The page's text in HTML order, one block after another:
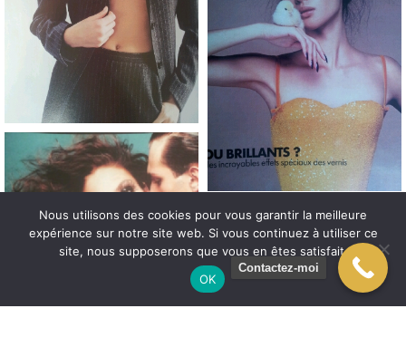
Contactez-moi
Nous utilisons des cookies pour vous garantir la meilleure
expérience sur notre site web. Si vous continuez à utiliser ce
site, nous supposerons que vous en êtes satisfait.
OK